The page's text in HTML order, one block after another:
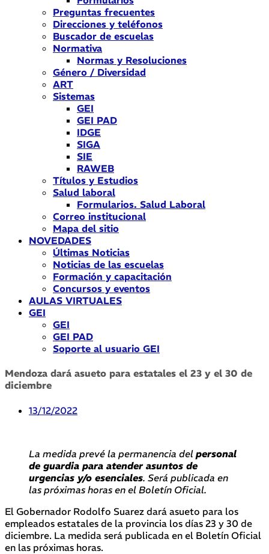
Preguntas frecuentes
Direcciones y teléfonos
Buscador de escuelas
Normativa
Normas y Resoluciones
Género / Diversidad
ART
Sistemas
GEI
GEI PAD
IDGE
SIGA
SIE
RAWEB
Títulos y Estudios
Salud laboral
Formularios. Salud Laboral
Correo institucional
Mapa del sitio
NOVEDADES
Últimas Noticias
Noticias de las escuelas
Formación y capacitación
Concursos y eventos
AULAS VIRTUALES
GEI
GEI
GEI PAD
Soporte al usuario GEI
Mendoza dará asueto para estatales el 23 y el 30 de
diciembre
13/12/2022
La medida prevé la permanencia del personal
de guardia para atender asuntos de
urgencias y/o esenciales. Será publicada en
las próximas horas en el Boletín Oficial.
El Gobernador Rodolfo Suarez dará asueto para los
empleados estatales de la provincia los días 23 y 30 de
diciembre. La medida será publicada en el Boletín Oficial
en las próximas horas.